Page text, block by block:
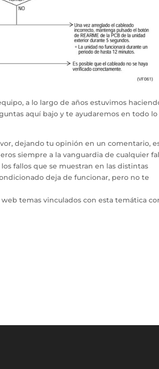
a lo largo de años estuvimos
aquí bajo y te ayudaremos en todo
dejando tu opinión en un comentario,
siempre a la vanguardia de cualquier
fallos que se muestran en las distintas
deja de funcionar, pero no te
temas vinculados con esta temática